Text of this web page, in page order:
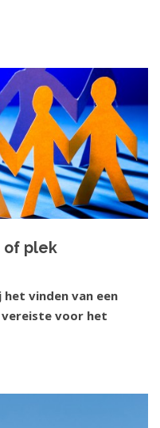
of plek
vinden van een
voor het